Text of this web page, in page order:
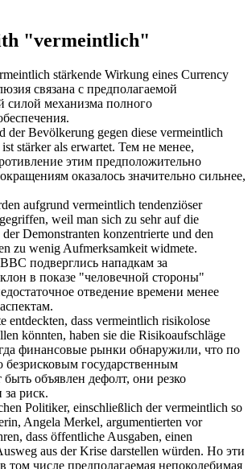
"vermeintlich"
stärkende Wirkung eines Currency
связана с предполагаемой
силой механизма полного
der Bevölkerung gegen diese vermeintlich
stärker als erwartet. Тем не менее,
этим предположительно
оказалось значительно сильнее,
aufgrund vermeintlich tendenziöser
weil man sich zu sehr auf die
Demonstranten konzentrierte und den
zu wenig Aufmerksamkeit widmete.
подверглись нападкам за
в показе "человечной стороны"
отведение времени менее
entdeckten, dass vermeintlich risikolose
könnten, haben sie die Risikoaufschläge
финансовые рынки обнаружили, что по
безрисковым государственным
объявлен дефолт, они резко
риск.
Politiker, einschließlich dervermeintlich so
Angela Merkel, argumentierten vor
dass öffentliche Ausgaben, einen
aus der Krise darstellen würden. Но эти
том числе предполагаемая непоколебимая